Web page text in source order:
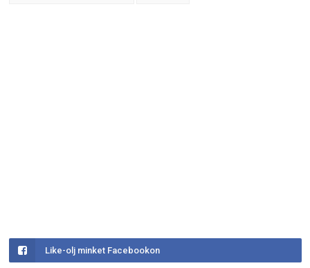
Like-olj minket Facebookon